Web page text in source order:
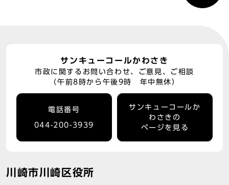
サンキューコールかわさき
市政に関するお問い合わせ、ご意見、ご相談
（午前8時から午後9時 年中無休）
電話番号
044-200-3939
サンキューコールか
わさきの
ページを見る
川崎市川崎区役所